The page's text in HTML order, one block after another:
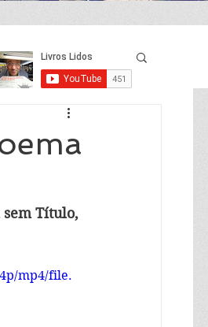
sem Título,
mp4/file.